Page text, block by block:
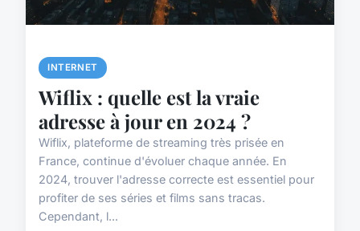
INTERNET
Wiflix : quelle est la vraie
adresse à jour en 2024 ?
Wiflix, plateforme de streaming très prisée en
France, continue d'évoluer chaque année. En
2024, trouver l'adresse correcte est essentiel pour
profiter de ses séries et films sans tracas.
Cependant, l...